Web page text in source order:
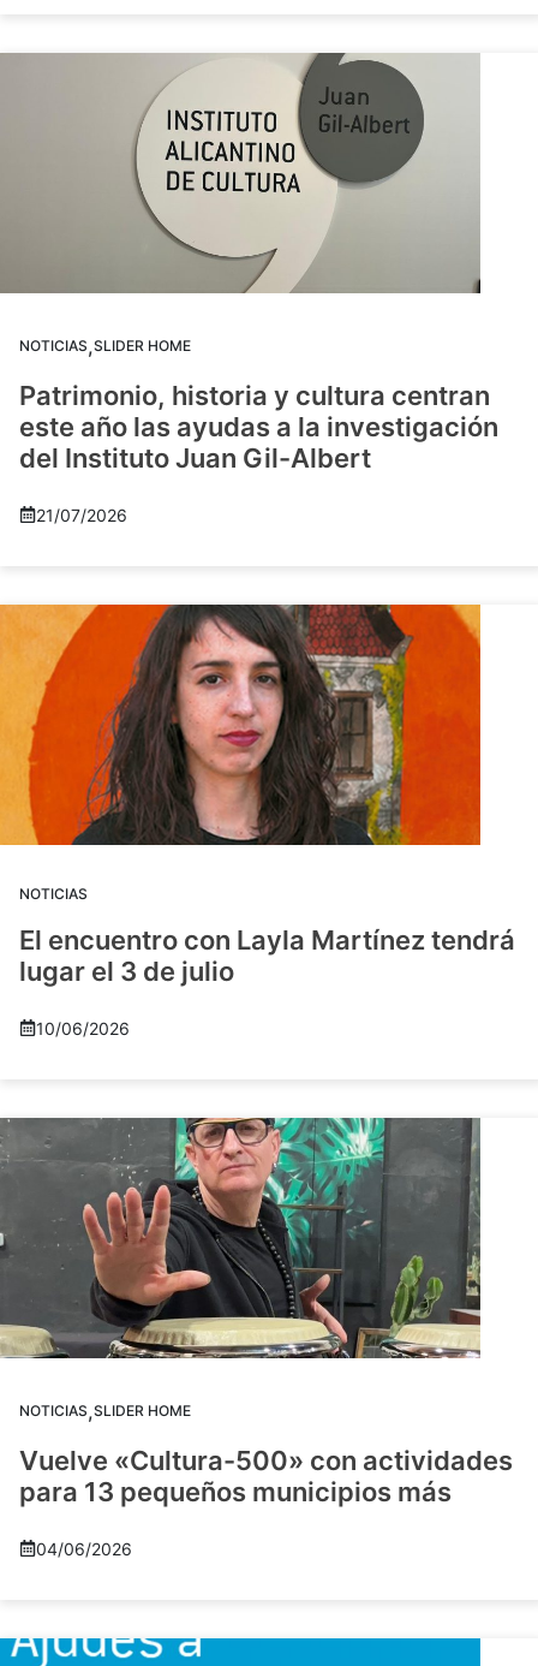
NOTICIAS,SLIDER HOME
Patrimonio, historia y cultura centran
este año las ayudas a la investigación
del Instituto Juan Gil-Albert
21/07/2026
NOTICIAS
El encuentro con Layla Martínez tendrá
lugar el 3 de julio
10/06/2026
NOTICIAS,SLIDER HOME
Vuelve «Cultura-500» con actividades
para 13 pequeños municipios más
04/06/2026